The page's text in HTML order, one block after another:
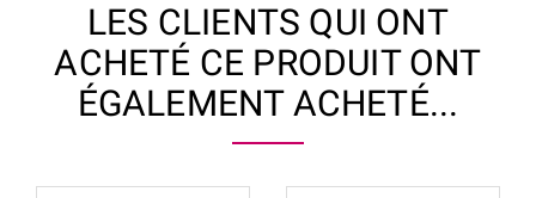
LES CLIENTS QUI ONT
ACHETÉ CE PRODUIT ONT
ÉGALEMENT ACHETÉ...